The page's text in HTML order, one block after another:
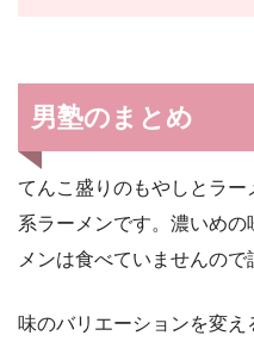
男塾のまとめ
てんこ盛りのもやしとラ
系ラーメンです。濃いめ
メンは食べていませんので
味のバリエーションを変え